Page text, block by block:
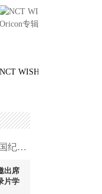
朴有天近况：与弟弟共聚福冈餐叙，争议中展开日本巡
出品人项亮月受邀出席第十四届中国纪录片学院奖
出席
片学